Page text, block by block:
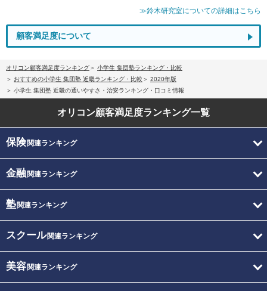
≫鈴木研究室についての詳細はこちら
顧客満足度について
オリコン顧客満足度ランキング
小学生 集団塾ランキング・比較
おすすめの小学生 集団塾 近畿ランキング・比較
2020年版
小学生 集団塾 近畿の通いやすさ・治安ランキング・口コミ情報
オリコン顧客満足度ランキング一覧
保険関連ランキング
金融関連ランキング
塾関連ランキング
スクール関連ランキング
美容関連ランキング